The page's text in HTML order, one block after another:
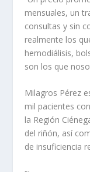
mensuales, un
consultas y sin
realmente los
hemodiálisis,
son los que
Milagros Pérez
mil pacientes
la Región
del riñón, así
de insuficiencia